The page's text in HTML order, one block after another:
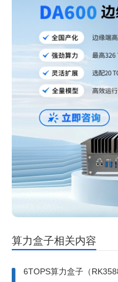
算力盒子相关内容
6TOPS算力盒子（